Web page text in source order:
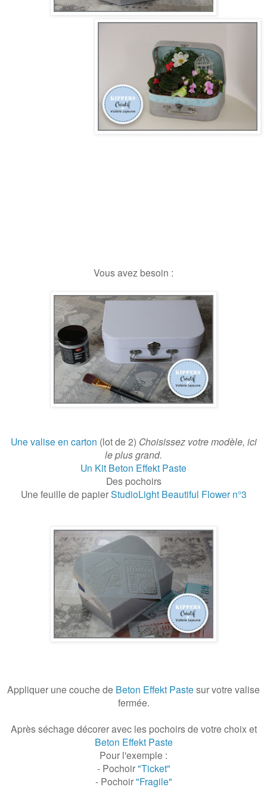
Vous avez besoin :
Une valise en carton (lot de 2) Choisissez votre modèle, ici
le plus grand.
Un Kit Beton Effekt Paste
Des pochoirs
Une feuille de papierStudioLight Beautiful Flower n°3
Appliquer une couche de Beton Effekt Paste sur votre valise
fermée.
Après séchage décorer avec les pochoirs de votre choix et
Beton Effekt Paste
Pour l'exemple :
- Pochoir"Ticket"
- Pochoir"Fragile"